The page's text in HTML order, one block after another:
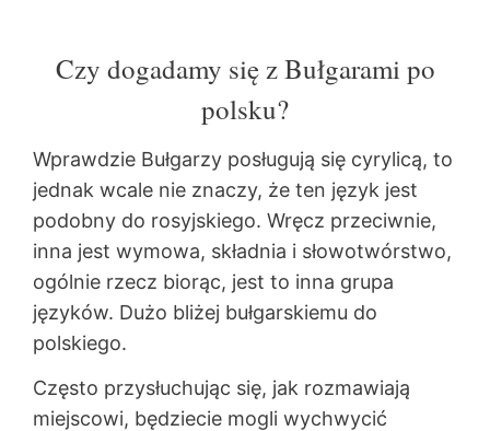
Czy dogadamy się z Bułgarami po
polsku?
Wprawdzie Bułgarzy posługują się cyrylicą, to
jednak wcale nie znaczy, że ten język jest
podobny do rosyjskiego. Wręcz przeciwnie,
inna jest wymowa, składnia i słowotwórstwo,
ogólnie rzecz biorąc, jest to inna grupa
języków. Dużo bliżej bułgarskiemu do
polskiego.
Często przysłuchując się, jak rozmawiają
miejscowi, będziecie mogli wychwycić